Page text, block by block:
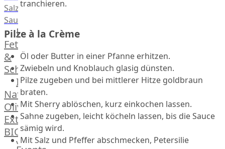
Salz
Saucen
Butter,
Fett
&
Schmalz
ItalianBar
Natives
Olivenöl
Extra
BIO
Veggie
tranchieren.
Pilze à la Crème
Öl oder Butter in einer Pfanne erhitzen.
Zwiebeln und Knoblauch glasig dünsten.
Pilze zugeben und bei mittlerer Hitze goldbraun
braten.
Mit Sherry ablöschen, kurz einkochen lassen.
Sahne zugeben, leicht köcheln lassen, bis die Sauce
sämig wird.
Mit Salz und Pfeffer abschmecken, Petersilie